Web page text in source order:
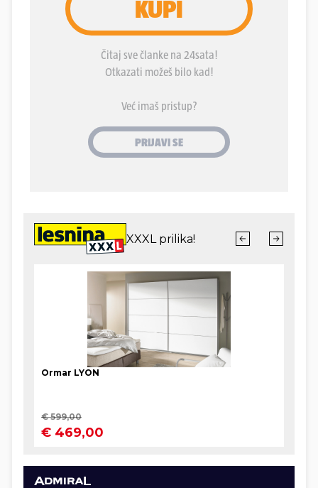
prometa i infrastrukture. Ostala plovila kao i
početak same operacije podizanja i uklanjanja
broda također se očekuju. Inače, brod "Horoz"
specijaliziran je za spašavanje nasukanih plovila, a